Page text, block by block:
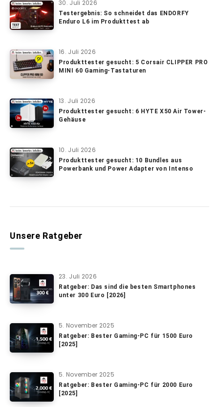
30. Juli 2026
Testergebnis: So schneidet das ENDORFY
Enduro L6 im Produkttest ab
16. Juli 2026
Produkttester gesucht: 5 Corsair CLIPPER PRO
MINI 60 Gaming-Tastaturen
13. Juli 2026
Produkttester gesucht: 6 HYTE X50 Air Tower-
Gehäuse
10. Juli 2026
Produkttester gesucht: 10 Bundles aus
Powerbank und Power Adapter von Intenso
Unsere Ratgeber
23. Juli 2026
Ratgeber: Das sind die besten Smartphones
unter 300 Euro [2026]
5. November 2025
Ratgeber: Bester Gaming-PC für 1500 Euro
[2025]
5. November 2025
Ratgeber: Bester Gaming-PC für 2000 Euro
[2025]